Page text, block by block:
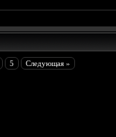
5 Следующая »